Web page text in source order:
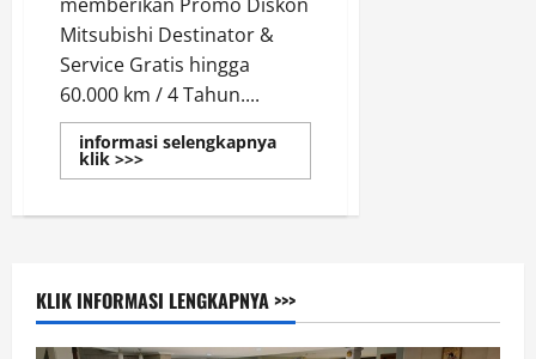
Mitsubishi Destinator &
Service Gratis hingga
60.000 km / 4 Tahun....
informasi selengkapnya
klik >>>Read
more
Jakarta
2026
Puluhan
Juta
Rupiah
KLIK INFORMASI LENGKAPNYA >>>